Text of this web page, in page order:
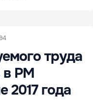
труда
в РМ
2017 года